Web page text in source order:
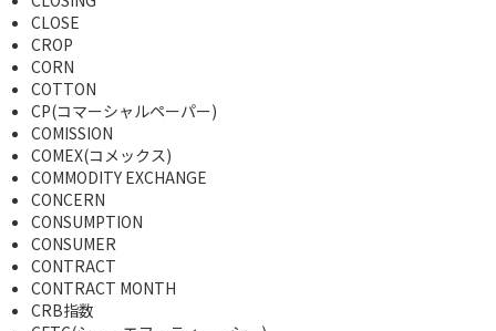
CLOSE
CROP
CORN
COTTON
CP(コマーシャルペーパー)
COMISSION
COMEX(コメックス)
COMMODITY EXCHANGE
CONCERN
CONSUMPTION
CONSUMER
CONTRACT
CONTRACT MONTH
CRB指数